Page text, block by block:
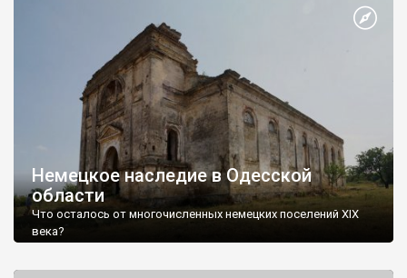
Немного истории.
Русское Техническое Общество было основано в 1866 г. по
инициативе ученых и инженеров Санкт-Петербурга,
поддержанной государственными деятелями и
промышленниками.
Целью общества было:
Немецкое наследие в Одесской
области
Что осталось от многочисленных немецких поселений XIX
века?